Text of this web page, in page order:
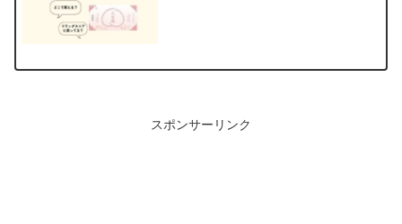
スポンサーリンク